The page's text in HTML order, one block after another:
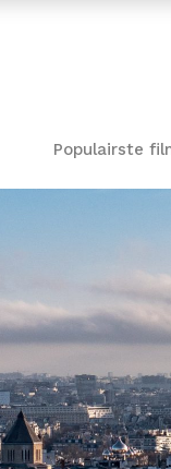
Populairste